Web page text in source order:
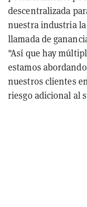
descentralizada
nuestra industria
llamada de
"Así que hay
estamos
nuestros clientes
riesgo adicional al